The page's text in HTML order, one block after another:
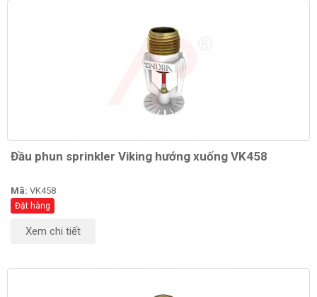
Đầu phun sprinkler Viking hướng xuống VK458
Mã: VK458
Đặt hàng
Xem chi tiết